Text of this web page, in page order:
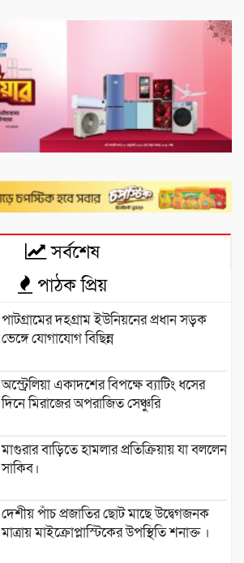
সর্বশেষ
পাঠক প্রিয়
পাটগ্রামের দহগ্রাম ইউনিয়নের প্রধান সড়ক
ভেঙ্গে যোগাযোগ বিছিন্ন
অস্ট্রেলিয়া একাদশের বিপক্ষে ব্যাটিং ধসের
দিনে মিরাজের অপরাজিত সেঞ্চুরি
মাগুরার বাড়িতে হামলার প্রতিক্রিয়ায় যা বললেন
সাকিব।
দেশীয় পাঁচ প্রজাতির ছোট মাছে উদ্বেগজনক
মাত্রায় মাইক্রোপ্লাস্টিকের উপস্থিতি শনাক্ত ।